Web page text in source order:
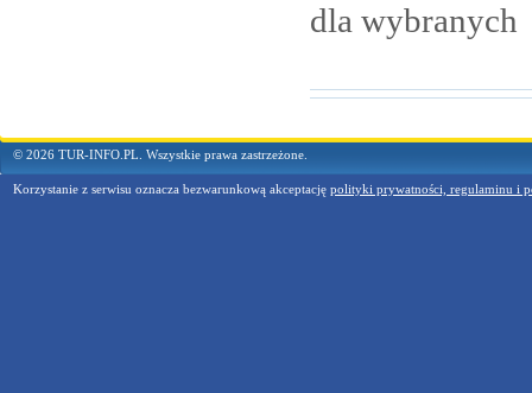
dla wybranych
© 2026 TUR-INFO.PL. Wszystkie prawa zastrzeżone.
Korzystanie z serwisu oznacza bezwarunkową akceptację polityki prywatności, regulaminu i